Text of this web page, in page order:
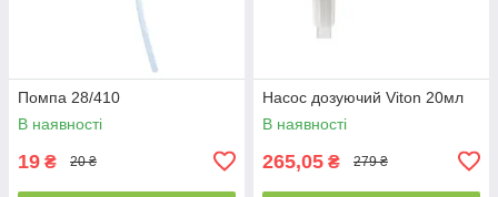
Помпа 28/410
В наявності
19 ₴ 20 ₴
Насос дозуючий Viton 20мл
В наявності
265,05 ₴ 279 ₴